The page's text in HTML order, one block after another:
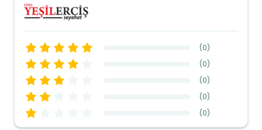
(0)
(0)
(0)
(0)
(0)